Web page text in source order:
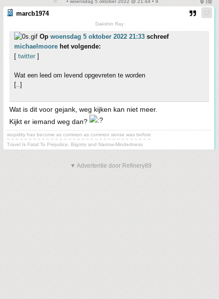
• woensdag 5 oktober 2022 @ 21:44 • 9
marcb1974
Dakshin Ray
Op woensdag 5 oktober 2022 21:33 schreef
michaelmoore het volgende:
[ twitter ]
Wat een leed om levend opgevreten te worden
[..]
Wat is dit voor gejank, weg kijken kan niet meer.
Kijkt er iemand weg dan?
stupidity has become as common as common sense was before
~ ~ ~ ~ ~ ~ ~ ~ ~ ~ ~ ~ ~ ~ ~ ~ ~ ~ ~ ~ ~ ~ ~ ~ ~ ~ ~ ~ ~ ~ ~ ~ ~
Travel Is Fatal To Prejudice, Bigotry and Narrow-Mindedness
▼ Advertentie door Refinery89